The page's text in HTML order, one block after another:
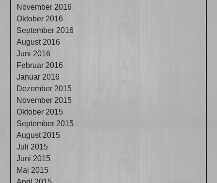
November 2016
Oktober 2016
September 2016
August 2016
Juni 2016
Februar 2016
Januar 2016
Dezember 2015
November 2015
Oktober 2015
September 2015
August 2015
Juli 2015
Juni 2015
Mai 2015